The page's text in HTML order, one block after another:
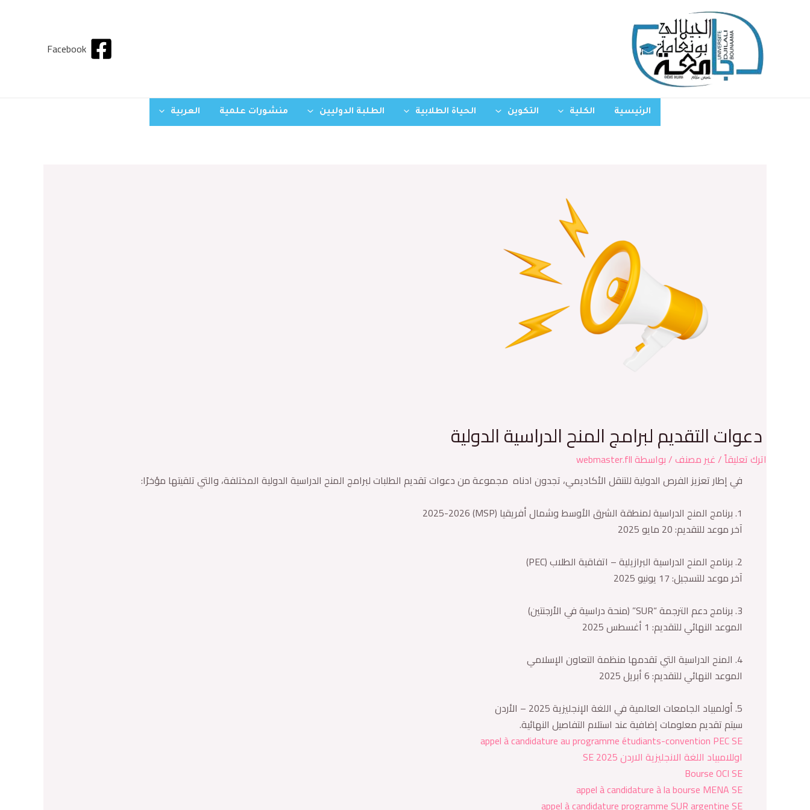
Facebook
الرئيسية الكلية التكوين الحياة الطلابية الطلبة الدوليين منشورات علمية العربية
دعوات التقديم لبرامج المنح الدراسية الدولية
اترك تعليقاً/غير مصنف/ بواسطةwebmaster.fll
في إطار تعزيز الفرص الدولية للتنقل الأكاديمي، تجدون ادناه مجموعة من دعوات تقديم الطلبات لبرامج المنح الدراسية الدولية المختلفة، والتي تلقيتها مؤخرًا:
1. برنامج المنح الدراسية لمنطقة الشرق الأوسط وشمال أفريقيا (MSP) 2025-2026
آخر موعد للتقديم: 20 مايو 2025
2. برنامج المنح الدراسية البرازيلية – اتفاقية الطلاب (PEC)
آخر موعد للتسجيل: 17 يونيو 2025
3. برنامج دعم الترجمة “SUR” (منحة دراسية في الأرجنتين)
الموعد النهائي للتقديم: 1 أغسطس 2025
4. المنح الدراسية التي تقدمها منظمة التعاون الإسلامي
الموعد النهائي للتقديم: 6 أبريل 2025
5. أولمبياد الجامعات العالمية في اللغة الإنجليزية 2025 – الأردن
سيتم تقديم معلومات إضافية عند استلام التفاصيل النهائية.
appel à candidature au programme étudiants-convention PEC SE
اوللامبياد اللغة الانجليزية الاردن 2025 SE
Bourse OCI SE
appel à candidature à la bourse MENA SE
appel à candidature programme SUR argentine SE